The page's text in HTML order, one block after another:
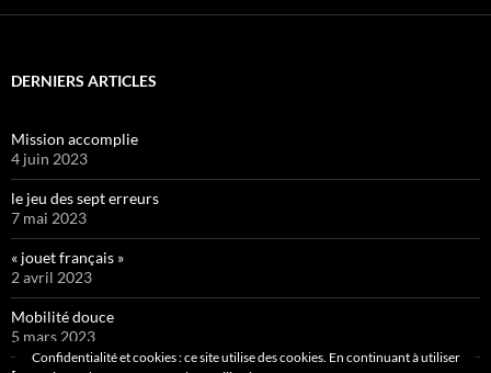
DERNIERS ARTICLES
Mission accomplie
4 juin 2023
le jeu des sept erreurs
7 mai 2023
« jouet français »
2 avril 2023
Mobilité douce
5 mars 2023
Confidentialité et cookies : ce site utilise des cookies. En continuant à utiliser